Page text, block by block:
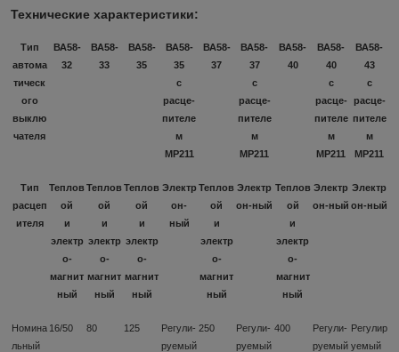
Технические характеристики:
Тип
автома
тическ
ого
выклю
чателя
ВА58-
32
ВА58-
33
ВА58-
35
ВА58-
35
с
расце-
пителе
м
МР211
ВА58-
37
ВА58-
37
с
расце-
пителе
м
МР211
ВА58-
40
ВА58-
40
с
расце-
пителе
м
МР211
ВА58-
43
с
расце-
пителе
м
МР211
Тип
расцеп
ителя
Теплов
ой
и
электр
о-
магнит
ный
Теплов
ой
и
электр
о-
магнит
ный
Теплов
ой
и
электр
о-
магнит
ный
Электр
он-
ный
Теплов
ой
и
электр
о-
магнит
ный
Электр
он-ный
Теплов
ой
и
электр
о-
магнит
ный
Электр
он-ный
Электр
он-ный
Номина
льный
16/50 80 125
Регули-
руемый
250
Регули-
руемый
400
Регули-
руемый
Регулир
уемый